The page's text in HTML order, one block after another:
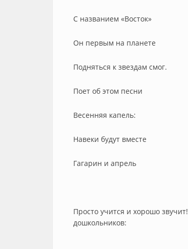
С названием «Восток»
Он первым на планете
Подняться к звездам смог.
Поет об этом песни
Весенняя капель:
Навеки будут вместе
Гагарин и апрель
Просто учится и хорошо
дошкольников: